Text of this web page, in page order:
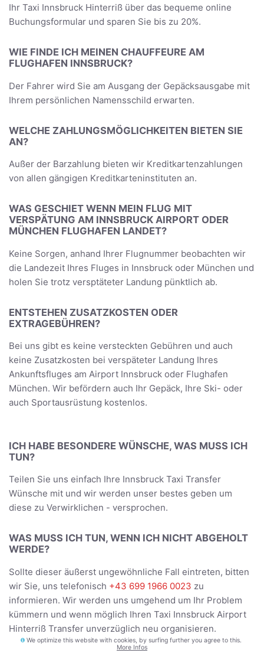
Ihr Taxi Innsbruck Hinterriß über das bequeme online
Buchungsformular und sparen Sie bis zu 20%.
WIE FINDE ICH MEINEN CHAUFFEURE AM
FLUGHAFEN INNSBRUCK?
Der Fahrer wird Sie am Ausgang der Gepäcksausgabe mit
Ihrem persönlichen Namensschild erwarten.
WELCHE ZAHLUNGSMÖGLICHKEITEN BIETEN SIE
AN?
Außer der Barzahlung bieten wir Kreditkartenzahlungen
von allen gängigen Kreditkarteninstituten an.
WAS GESCHIET WENN MEIN FLUG MIT
VERSPÄTUNG AM INNSBRUCK AIRPORT ODER
MÜNCHEN FLUGHAFEN LANDET?
Keine Sorgen, anhand Ihrer Flugnummer beobachten wir
die Landezeit Ihres Fluges in Innsbruck oder München und
holen Sie trotz versptäteter Landung pünktlich ab.
ENTSTEHEN ZUSATZKOSTEN ODER
EXTRAGEBÜHREN?
Bei uns gibt es keine versteckten Gebühren und auch
keine Zusatzkosten bei verspäteter Landung Ihres
Ankunftsfluges am Airport Innsbruck oder Flughafen
München. Wir befördern auch Ihr Gepäck, Ihre Ski- oder
auch Sportausrüstung kostenlos.
ICH HABE BESONDERE WÜNSCHE, WAS MUSS ICH
TUN?
Teilen Sie uns einfach Ihre Innsbruck Taxi Transfer
Wünsche mit und wir werden unser bestes geben um
diese zu Verwirklichen - versprochen.
WAS MUSS ICH TUN, WENN ICH NICHT ABGEHOLT
WERDE?
Sollte dieser äußerst ungewöhnliche Fall eintreten, bitten
wir Sie, uns telefonisch +43 699 1966 0023 zu
informieren. Wir werden uns umgehend um Ihr Problem
kümmern und wenn möglich Ihren Taxi Innsbruck Airport
Hinterriß Transfer unverzüglich neu organisieren.
We optimize this website with cookies, by surfing further you agree to this.
More Infos